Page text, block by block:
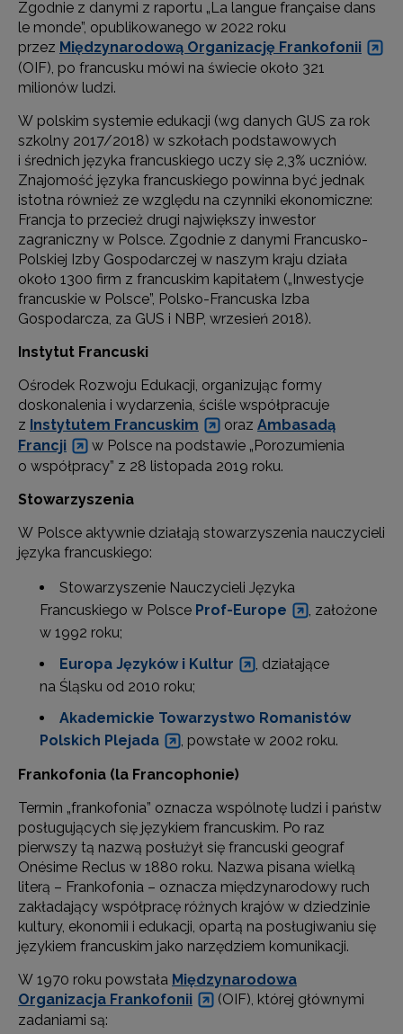
Zgodnie z danymi z raportu „La langue française dans
le monde”, opublikowanego w 2022 roku
przez Międzynarodową Organizację Frankofonii
(OIF), po francusku mówi na świecie około 321
milionów ludzi.
W polskim systemie edukacji (wg danych GUS za rok
szkolny 2017/2018) w szkołach podstawowych
i średnich języka francuskiego uczy się 2,3% uczniów.
Znajomość języka francuskiego powinna być jednak
istotna również ze względu na czynniki ekonomiczne:
Francja to przecież drugi największy inwestor
zagraniczny w Polsce. Zgodnie z danymi Francusko-
Polskiej Izby Gospodarczej w naszym kraju działa
około 1300 firm z francuskim kapitałem („Inwestycje
francuskie w Polsce”, Polsko-Francuska Izba
Gospodarcza, za GUS i NBP, wrzesień 2018).
Instytut Francuski
Ośrodek Rozwoju Edukacji, organizując formy
doskonalenia i wydarzenia, ściśle współpracuje
z Instytutem Francuskim oraz Ambasadą
Francji
w Polsce na podstawie „Porozumienia
o współpracy” z 28 listopada 2019 roku.
Stowarzyszenia
W Polsce aktywnie działają stowarzyszenia nauczycieli
języka francuskiego:
Stowarzyszenie Nauczycieli Języka
Francuskiego w Polsce Prof-Europe
, założone
w 1992 roku;
Europa Języków i Kultur
, działające
na Śląsku od 2010 roku;
Akademickie Towarzystwo Romanistów
Polskich Plejada
, powstałe w 2002 roku.
Frankofonia (la Francophonie)
Termin „frankofonia” oznacza wspólnotę ludzi i państw
posługujących się językiem francuskim. Po raz
pierwszy tą nazwą posłużył się francuski geograf
Onésime Reclus w 1880 roku. Nazwa pisana wielką
literą – Frankofonia – oznacza międzynarodowy ruch
zakładający współpracę różnych krajów w dziedzinie
kultury, ekonomii i edukacji, opartą na posługiwaniu się
językiem francuskim jako narzędziem komunikacji.
W 1970 roku powstała Międzynarodowa
Organizacja Frankofonii
(OIF), której głównymi
zadaniami są: